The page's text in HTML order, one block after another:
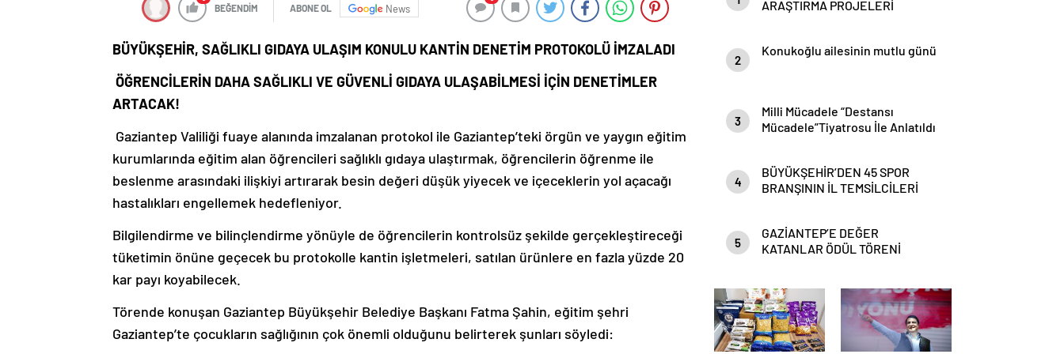
BEĞENDİM ABONE OL News
BÜYÜKŞEHİR, SAĞLIKLI GIDAYA ULAŞIM KONULU KANTİN DENETİM PROTOKOLÜ İMZALADI
ÖĞRENCİLERİN DAHA SAĞLIKLI VE GÜVENLİ GIDAYA ULAŞABİLMESİ İÇİN DENETİMLER
ARTACAK!
Gaziantep Valiliği fuaye alanında imzalanan protokol ile Gaziantep’teki örgün ve yaygın eğitim
kurumlarında eğitim alan öğrencileri sağlıklı gıdaya ulaştırmak, öğrencilerin öğrenme ile
beslenme arasındaki ilişkiyi artırarak besin değeri düşük yiyecek ve içeceklerin yol açacağı
hastalıkları engellemek hedefleniyor.
Bilgilendirme ve bilinçlendirme yönüyle de öğrencilerin kontrolsüz şekilde gerçekleştireceği
tüketimin önüne geçecek bu protokolle kantin işletmeleri, satılan ürünlere en fazla yüzde 20
kar payı koyabilecek.
Törende konuşan Gaziantep Büyükşehir Belediye Başkanı Fatma Şahin, eğitim şehri
Gaziantep’te çocukların sağlığının çok önemli olduğunu belirterek şunları söyledi:
ARAŞTIRMA PROJELERİ
2
Konukoğlu ailesinin mutlu günü
3
Milli Mücadele “Destansı
Mücadele”Tiyatrosu İle Anlatıldı
4
BÜYÜKŞEHİR’DEN 45 SPOR
BRANŞININ İL TEMSİLCİLERİ
5
GAZİANTEP’E DEĞER
KATANLAR ÖDÜL TÖRENİ